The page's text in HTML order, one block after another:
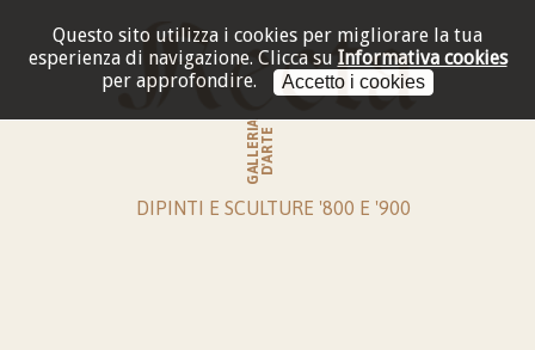
Questo sito utilizza i cookies per migliorare la tua
esperienza di navigazione. Clicca su Informativa cookies
per approfondire.
Accetto i cookies
GALLERIAD'ARTE
DIPINTI E SCULTURE '800 E '900